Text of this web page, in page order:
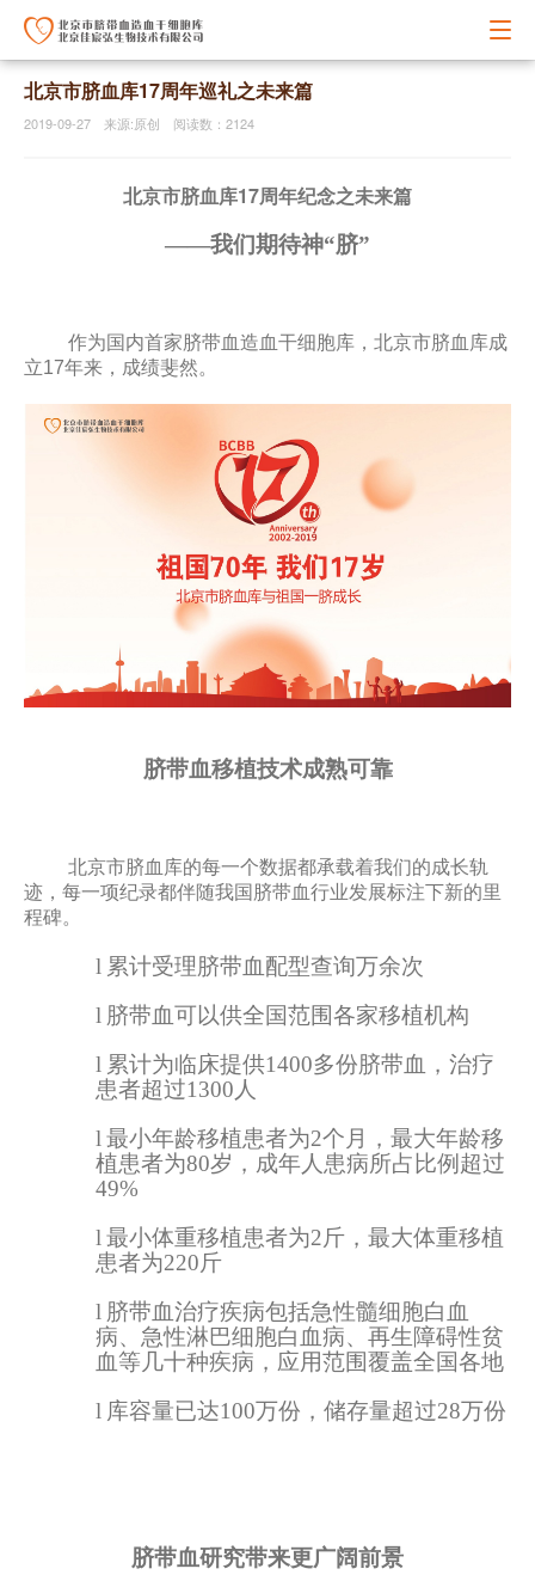
北京市脐血库17周年巡礼之未来篇
2019-09-27 来源:原创 阅读数：2124
北京市脐血库17周年纪念之未来篇
——我们期待神“脐”
作为国内首家脐带血造血干细胞库，北京市脐血库成
立17年来，成绩斐然。
脐带血移植技术成熟可靠
北京市脐血库的每一个数据都承载着我们的成长轨
迹，每一项纪录都伴随我国脐带血行业发展标注下新的里
程碑。
l 累计受理脐带血配型查询万余次
l 脐带血可以供全国范围各家移植机构
l 累计为临床提供1400多份脐带血，治疗
患者超过1300人
l 最小年龄移植患者为2个月，最大年龄移
植患者为80岁，成年人患病所占比例超过
49%
l 最小体重移植患者为2斤，最大体重移植
患者为220斤
l 脐带血治疗疾病包括急性髓细胞白血
病、急性淋巴细胞白血病、再生障碍性贫
血等几十种疾病，应用范围覆盖全国各地
l 库容量已达100万份，储存量超过28万份
脐带血研究带来更广阔前景